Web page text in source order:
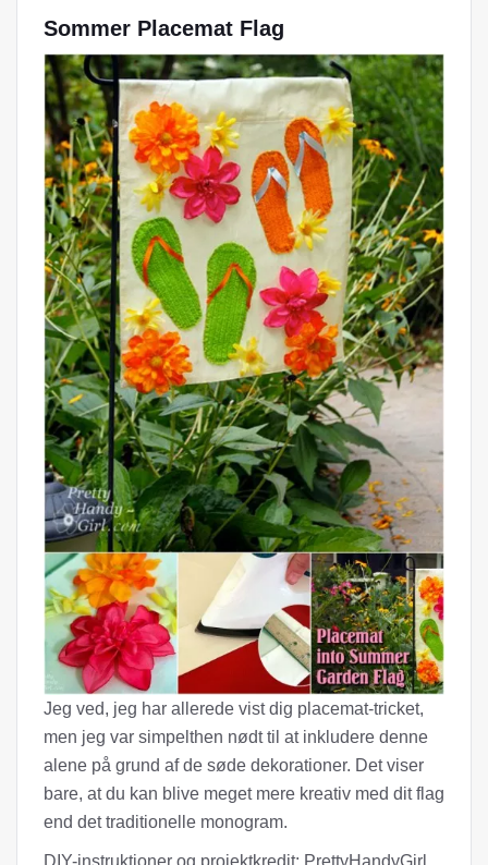
Sommer Placemat Flag
Jeg ved, jeg har allerede vist dig placemat-tricket,
men jeg var simpelthen nødt til at inkludere denne
alene på grund af de søde dekorationer. Det viser
bare, at du kan blive meget mere kreativ med dit flag
end det traditionelle monogram.
DIY-instruktioner og projektkredit: PrettyHandyGirl